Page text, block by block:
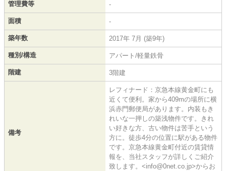
管理費等 -
面積 -
築年数 2017年 7月 (築9年)
種別/構造 アパート/軽量鉄骨
階建 3階建
備考
レフィナード：京急本線黄金町にも
近くて便利。家から409mの場所に横
浜赤門郵便局があります。内装もき
れいな一押しの築浅物件です。きれ
い好きな方、古い物件は苦手という
方に。徒歩4分の位置に駅がある物件
です。京急本線黄金町付近の賃貸情
報を、当社スタッフが詳しくご紹介
致します。<info@0net.co.jp>からお